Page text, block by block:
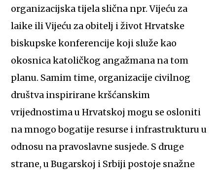
organizacijska tijela slična npr. Vijeću za
laike ili Vijeću za obitelj i život Hrvatske
biskupske konferencije koji služe kao
okosnica katoličkog angažmana na tom
planu. Samim time, organizacije civilnog
društva inspirirane kršćanskim
vrijednostima u Hrvatskoj mogu se osloniti
na mnogo bogatije resurse i infrastrukturu u
odnosu na pravoslavne susjede. S druge
strane, u Bugarskoj i Srbiji postoje snažne